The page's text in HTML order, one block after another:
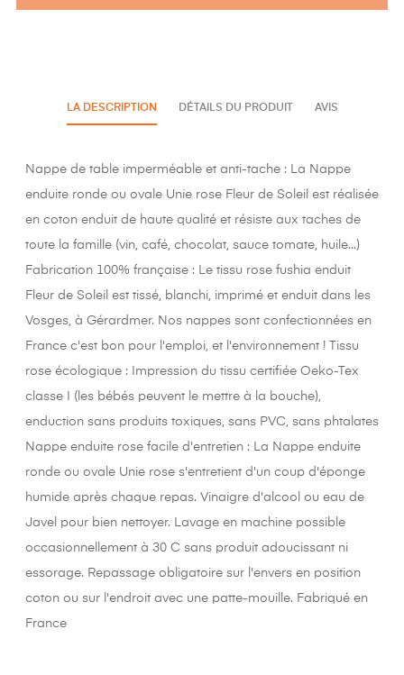
LA DESCRIPTION DÉTAILS DU PRODUIT AVIS
Nappe de table imperméable et anti-tache : La Nappe
enduite ronde ou ovale Unie rose Fleur de Soleil est réalisée
en coton enduit de haute qualité et résiste aux taches de
toute la famille (vin, café, chocolat, sauce tomate, huile...)
Fabrication 100% française : Le tissu rose fushia enduit
Fleur de Soleil est tissé, blanchi, imprimé et enduit dans les
Vosges, à Gérardmer. Nos nappes sont confectionnées en
France c'est bon pour l'emploi, et l'environnement ! Tissu
rose écologique : Impression du tissu certifiée Oeko-Tex
classe I (les bébés peuvent le mettre à la bouche),
enduction sans produits toxiques, sans PVC, sans phtalates
Nappe enduite rose facile d'entretien : La Nappe enduite
ronde ou ovale Unie rose s'entretient d'un coup d'éponge
humide après chaque repas. Vinaigre d'alcool ou eau de
Javel pour bien nettoyer. Lavage en machine possible
occasionnellement à 30 C sans produit adoucissant ni
essorage. Repassage obligatoire sur l'envers en position
coton ou sur l'endroit avec une patte-mouille. Fabriqué en
France